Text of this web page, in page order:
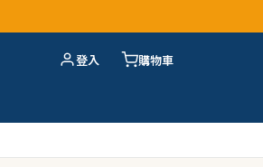
登入 購物車